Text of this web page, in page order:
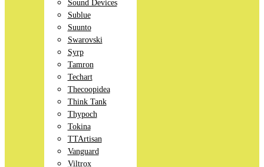
Sound Devices
Sublue
Suunto
Swarovski
Syrp
Tamron
Techart
Thecoopidea
Think Tank
Thypoch
Tokina
TTArtisan
Vanguard
Viltrox